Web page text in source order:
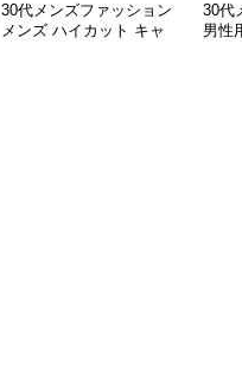
30代メンズファッション
メンズ ハイカット キャ
30代
男性